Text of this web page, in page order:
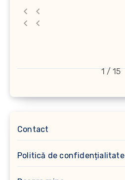
1 / 15
Contact
Politică de confidențialitate